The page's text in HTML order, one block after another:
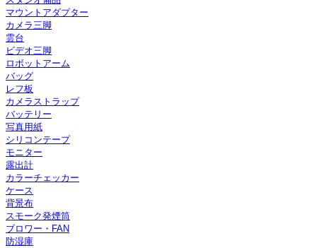
マウントアダプター
カメラ三脚
雲台
ビデオ三脚
ロボットアーム
バッグ
レフ板
カメラストラップ
バッテリー
写真用紙
シリコンテープ
モニター
露出計
カラーチェッカー
ケース
背景布
スモーク発煙筒
ブロワー・FAN
防湿庫